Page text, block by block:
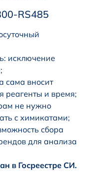
RS485
исключение
сама вносит
реагенты и время;
не нужно
с химикатами;
сбора
для анализа
в Госреестре СИ.